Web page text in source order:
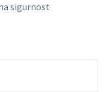
sigurnost